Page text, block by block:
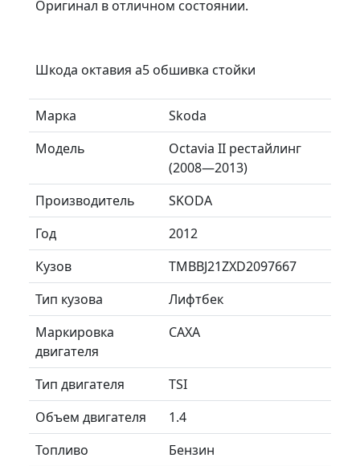
Оригинал в отличном состоянии.
Шкода октавия а5 обшивка стойки
Марка
Skoda
Модель
Octavia II рестайлинг
(2008—2013)
Производитель
SKODA
Год
2012
Кузов
TMBBJ21ZXD2097667
Тип кузова
Лифтбек
Маркировка
двигателя
CAXA
Тип двигателя
TSI
Объем двигателя
1.4
Топливо
Бензин